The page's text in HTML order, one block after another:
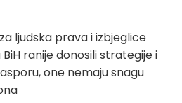
ljudska prava i izbjeglice
ranije donosili strategije i
one nemaju snagu